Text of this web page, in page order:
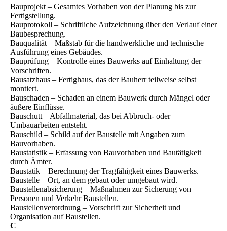
Bauprojekt – Gesamtes Vorhaben von der Planung bis zur
Fertigstellung.
Bauprotokoll – Schriftliche Aufzeichnung über den Verlauf einer
Baubesprechung.
Bauqualität – Maßstab für die handwerkliche und technische
Ausführung eines Gebäudes.
Bauprüfung – Kontrolle eines Bauwerks auf Einhaltung der
Vorschriften.
Bausatzhaus – Fertighaus, das der Bauherr teilweise selbst
montiert.
Bauschaden – Schaden an einem Bauwerk durch Mängel oder
äußere Einflüsse.
Bauschutt – Abfallmaterial, das bei Abbruch- oder
Umbauarbeiten entsteht.
Bauschild – Schild auf der Baustelle mit Angaben zum
Bauvorhaben.
Baustatistik – Erfassung von Bauvorhaben und Bautätigkeit
durch Ämter.
Baustatik – Berechnung der Tragfähigkeit eines Bauwerks.
Baustelle – Ort, an dem gebaut oder umgebaut wird.
Baustellenabsicherung – Maßnahmen zur Sicherung von
Personen und Verkehr Baustellen.
Baustellenverordnung – Vorschrift zur Sicherheit und
Organisation auf Baustellen.
C